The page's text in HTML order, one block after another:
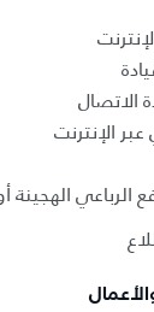
الاتصال
الإنترنت
الرباعي الهجينة